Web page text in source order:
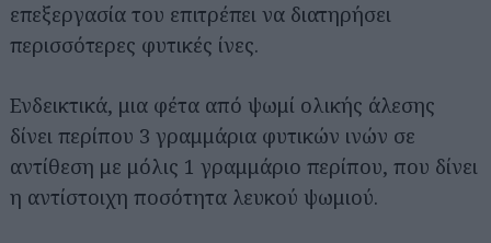
επεξεργασία του επιτρέπει να διατηρήσει
περισσότερες φυτικές ίνες.
Ενδεικτικά, μια φέτα από ψωμί ολικής άλεσης
δίνει περίπου 3 γραμμάρια φυτικών ινών σε
αντίθεση με μόλις 1 γραμμάριο περίπου, που δίνει
η αντίστοιχη ποσότητα λευκού ψωμιού.